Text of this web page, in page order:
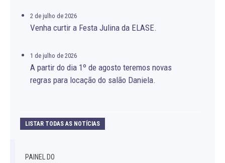
2 de julho de 2026
Venha curtir a Festa Julina da ELASE.
1 de julho de 2026
A partir do dia 1º de agosto teremos novas
regras para locação do salão Daniela.
LISTAR TODAS AS NOTÍCIAS
PAINEL DO